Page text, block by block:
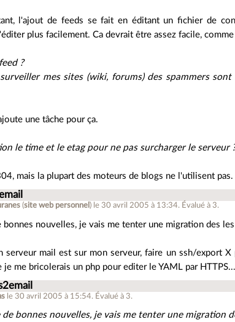
l'ajout de feeds se fait en éditant un fichier de
plus facilement. Ca devrait être assez facile,
?
mes sites (wiki, forums) des spammers
une tâche pour ça.
le time et le etag pour ne pas surcharger le serveur
mais la plupart des moteurs de blogs ne l'utilisent
(site web personnel ) le 30 avril 2005 à 13:34. Évalué à 3.
bonnes nouvelles, je vais me tenter une migration des
serveur mail est sur mon serveur, faire un ssh/export
je me bricolerais un php pour editer le YAML par HTTPS...
le 30 avril 2005 à 15:54. Évalué à 3.
de bonnes nouvelles, je vais me tenter une migration